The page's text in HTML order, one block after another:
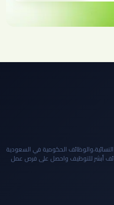
الحكومية في السعودية
أبشر للتوظيف واحصل على فرص عمل